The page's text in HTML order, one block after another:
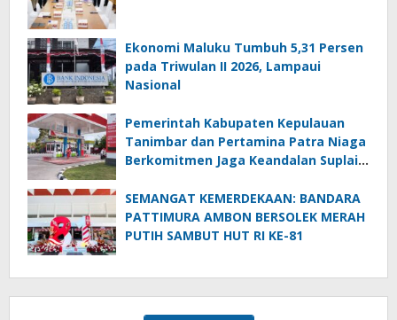
Ekonomi Maluku Tumbuh 5,31 Persen
pada Triwulan II 2026, Lampaui
Nasional
Pemerintah Kabupaten Kepulauan
Tanimbar dan Pertamina Patra Niaga
Berkomitmen Jaga Keandalan Suplai
SEMANGAT KEMERDEKAAN: BANDARA
PATTIMURA AMBON BERSOLEK MERAH
PUTIH SAMBUT HUT RI KE-81